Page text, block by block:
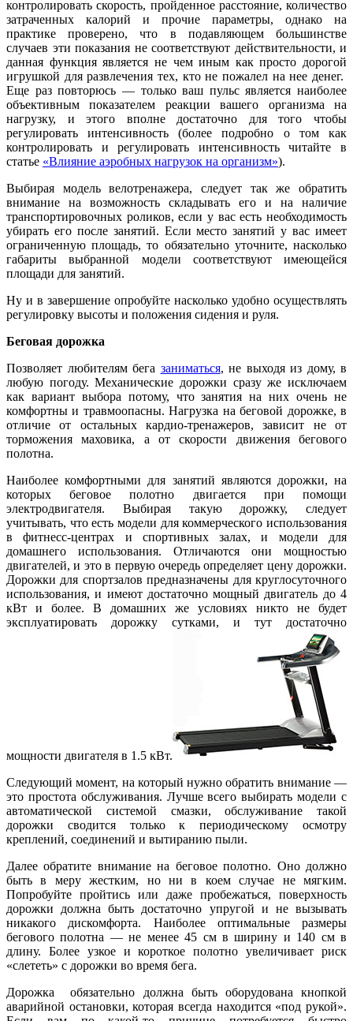
контролировать скорость, пройденное расстояние, количество
затраченных калорий и прочие параметры, однако на
практике проверено, что в подавляющем большинстве
случаев эти показания не соответствуют действительности, и
данная функция является не чем иным как просто дорогой
игрушкой для развлечения тех, кто не пожалел на нее денег.
Еще раз повторюсь — только ваш пульс является наиболее
объективным показателем реакции вашего организма на
нагрузку, и этого вполне достаточно для того чтобы
регулировать интенсивность (более подробно о том как
контролировать и регулировать интенсивность читайте в
статье «Влияние аэробных нагрузок на организм»).
Выбирая модель велотренажера, следует так же обратить
внимание на возможность складывать его и на наличие
транспортировочных роликов, если у вас есть необходимость
убирать его после занятий. Если место занятий у вас имеет
ограниченную площадь, то обязательно уточните, насколько
габариты выбранной модели соответствуют имеющейся
площади для занятий.
Ну и в завершение опробуйте насколько удобно осуществлять
регулировку высоты и положения сидения и руля.
Беговая дорожка
Позволяет любителям бега заниматься, не выходя из дому, в
любую погоду. Механические дорожки сразу же исключаем
как вариант выбора потому, что занятия на них очень не
комфортны и травмоопасны. Нагрузка на беговой дорожке, в
отличие от остальных кардио-тренажеров, зависит не от
торможения маховика, а от скорости движения бегового
полотна.
Наиболее комфортными для занятий являются дорожки, на
которых беговое полотно двигается при помощи
электродвигателя. Выбирая такую дорожку, следует
учитывать, что есть модели для коммерческого использования
в фитнесс-центрах и спортивных залах, и модели для
домашнего использования. Отличаются они мощностью
двигателей, и это в первую очередь определяет цену дорожки.
Дорожки для спортзалов предназначены для круглосуточного
использования, и имеют достаточно мощный двигатель до 4
кВт и более. В домашних же условиях никто не будет
эксплуатировать дорожку сутками, и тут достаточно
мощности двигателя в 1.5 кВт.
Следующий момент, на который нужно обратить внимание —
это простота обслуживания. Лучше всего выбирать модели с
автоматической системой смазки, обслуживание такой
дорожки сводится только к периодическому осмотру
креплений, соединений и вытиранию пыли.
Далее обратите внимание на беговое полотно. Оно должно
быть в меру жестким, но ни в коем случае не мягким.
Попробуйте пройтись или даже пробежаться, поверхность
дорожки должна быть достаточно упругой и не вызывать
никакого дискомфорта. Наиболее оптимальные размеры
бегового полотна — не менее 45 см в ширину и 140 см в
длину. Более узкое и короткое полотно увеличивает риск
«слететь» с дорожки во время бега.
Дорожка обязательно должна быть оборудована кнопкой
аварийной остановки, которая всегда находится «под рукой».